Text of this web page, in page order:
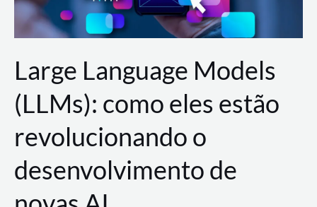
Large Language Models
(LLMs): como eles estão
revolucionando o
desenvolvimento de